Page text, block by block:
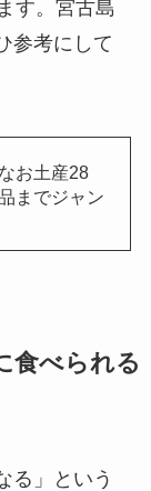
す。宮古島
参考にして
お土産28
までジャン
食べられる
る」という